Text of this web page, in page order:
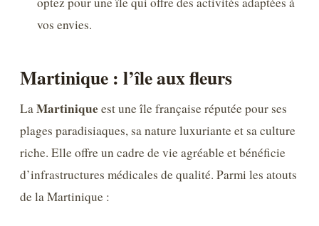
vos envies.
Martinique : l’île aux fleurs
LaMartiniqueest une île française réputée pour ses
plages paradisiaques, sa nature luxuriante et sa culture
riche. Elle offre un cadre de vie agréable et bénéficie
d’infrastructures médicales de qualité. Parmi les atouts
de la Martinique :